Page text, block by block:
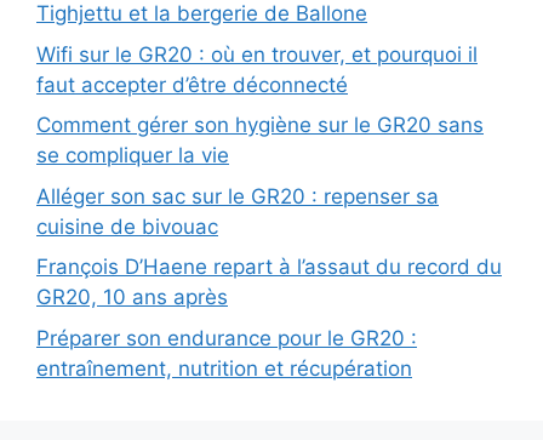
Tighjettu et la bergerie de Ballone
Wifi sur le GR20 : où en trouver, et pourquoi il
faut accepter d’être déconnecté
Comment gérer son hygiène sur le GR20 sans
se compliquer la vie
Alléger son sac sur le GR20 : repenser sa
cuisine de bivouac
François D’Haene repart à l’assaut du record du
GR20, 10 ans après
Préparer son endurance pour le GR20 :
entraînement, nutrition et récupération